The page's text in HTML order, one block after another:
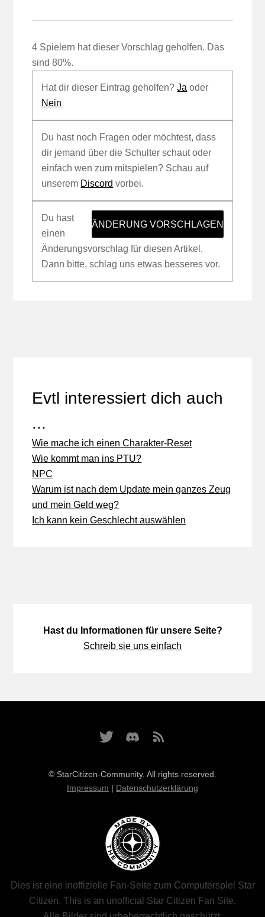
4 Spielern hat dieser Vorschlag geholfen. Das
sind 80%.
Hat dir dieser Eintrag geholfen?Ja oder
Nein
Du hast noch Fragen oder möchtest, dass
dir jemand über die Schulter schaut oder
einfach wen zum mitspielen? Schau auf
unserem Discord vorbei.
ÄNDERUNG VORSCHLAGEN
Du hast
einen
Änderungsvorschlag für diesen Artikel.
Dann bitte, schlag uns etwas besseres vor.
Evtl interessiert dich auch
...
Wie mache ich einen Charakter-Reset
Wie kommt man ins PTU?
NPC
Warum ist nach dem Update mein ganzes Zeug
und mein Geld weg?
Ich kann kein Geschlecht auswählen
Hast du Informationen für unsere Seite?
Schreib sie uns einfach
© StarCitizen-Community. All rights reserved.
Impressum | Datenschutzerklärung
Dies ist eine inoffizielle Fan-Seite zum Computerspiel Star
Citizen. This is an unofficial Star Citizen Fan Site.